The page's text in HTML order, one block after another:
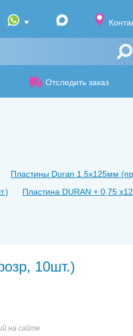
Отследить заказ
Пластины Duran 1.5х125мм
Пластина DURAN + 0,75
10шт.)
на сайте